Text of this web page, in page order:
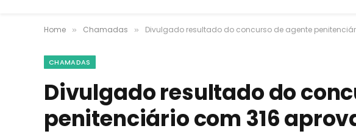
Home » Chamadas » Divulgado resultado do concurso de agente
CHAMADAS
Divulgado resultado do
penitenciário com 316